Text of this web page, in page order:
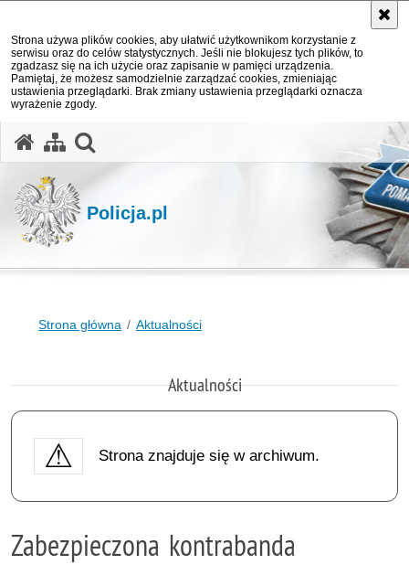
Strona używa plików cookies, aby ułatwić użytkownikom korzystanie z
serwisu oraz do celów statystycznych. Jeśli nie blokujesz tych plików, to
zgadzasz się na ich użycie oraz zapisanie w pamięci urządzenia.
Pamiętaj, że możesz samodzielnie zarządzać cookies, zmieniając
ustawienia przeglądarki. Brak zmiany ustawienia przeglądarki oznacza
wyrażenie zgody.
Policja.pl
Strona główna Aktualności
Aktualności
Strona znajduje się w archiwum.
Zabezpieczona kontrabanda